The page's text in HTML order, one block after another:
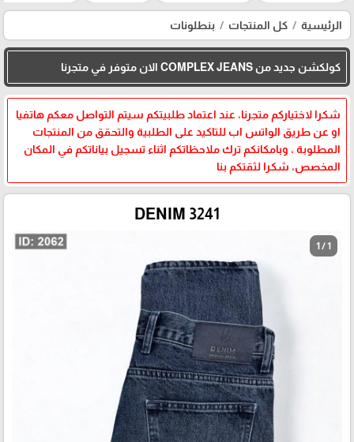
الرئيسية كل المنتجات بنطلونات
كولكشن جديد من COMPLEX JEANS الان متوفر في متجرنا
شكرا لاختياركم متجرنا، عند اعتماد طلبيتكم سيتم التواصل معكم هاتفيا
او عن طريق الواتس اب للتاكيد على الطلبية والتحقق من المنتجات
المطلوبة ، وبامكانكم ترك ملاحظاتكم اثناء تسجيل بياناتكم في المكان
المخصص، شكرا لثقتكم بنا
DENIM 3241
1 / 1